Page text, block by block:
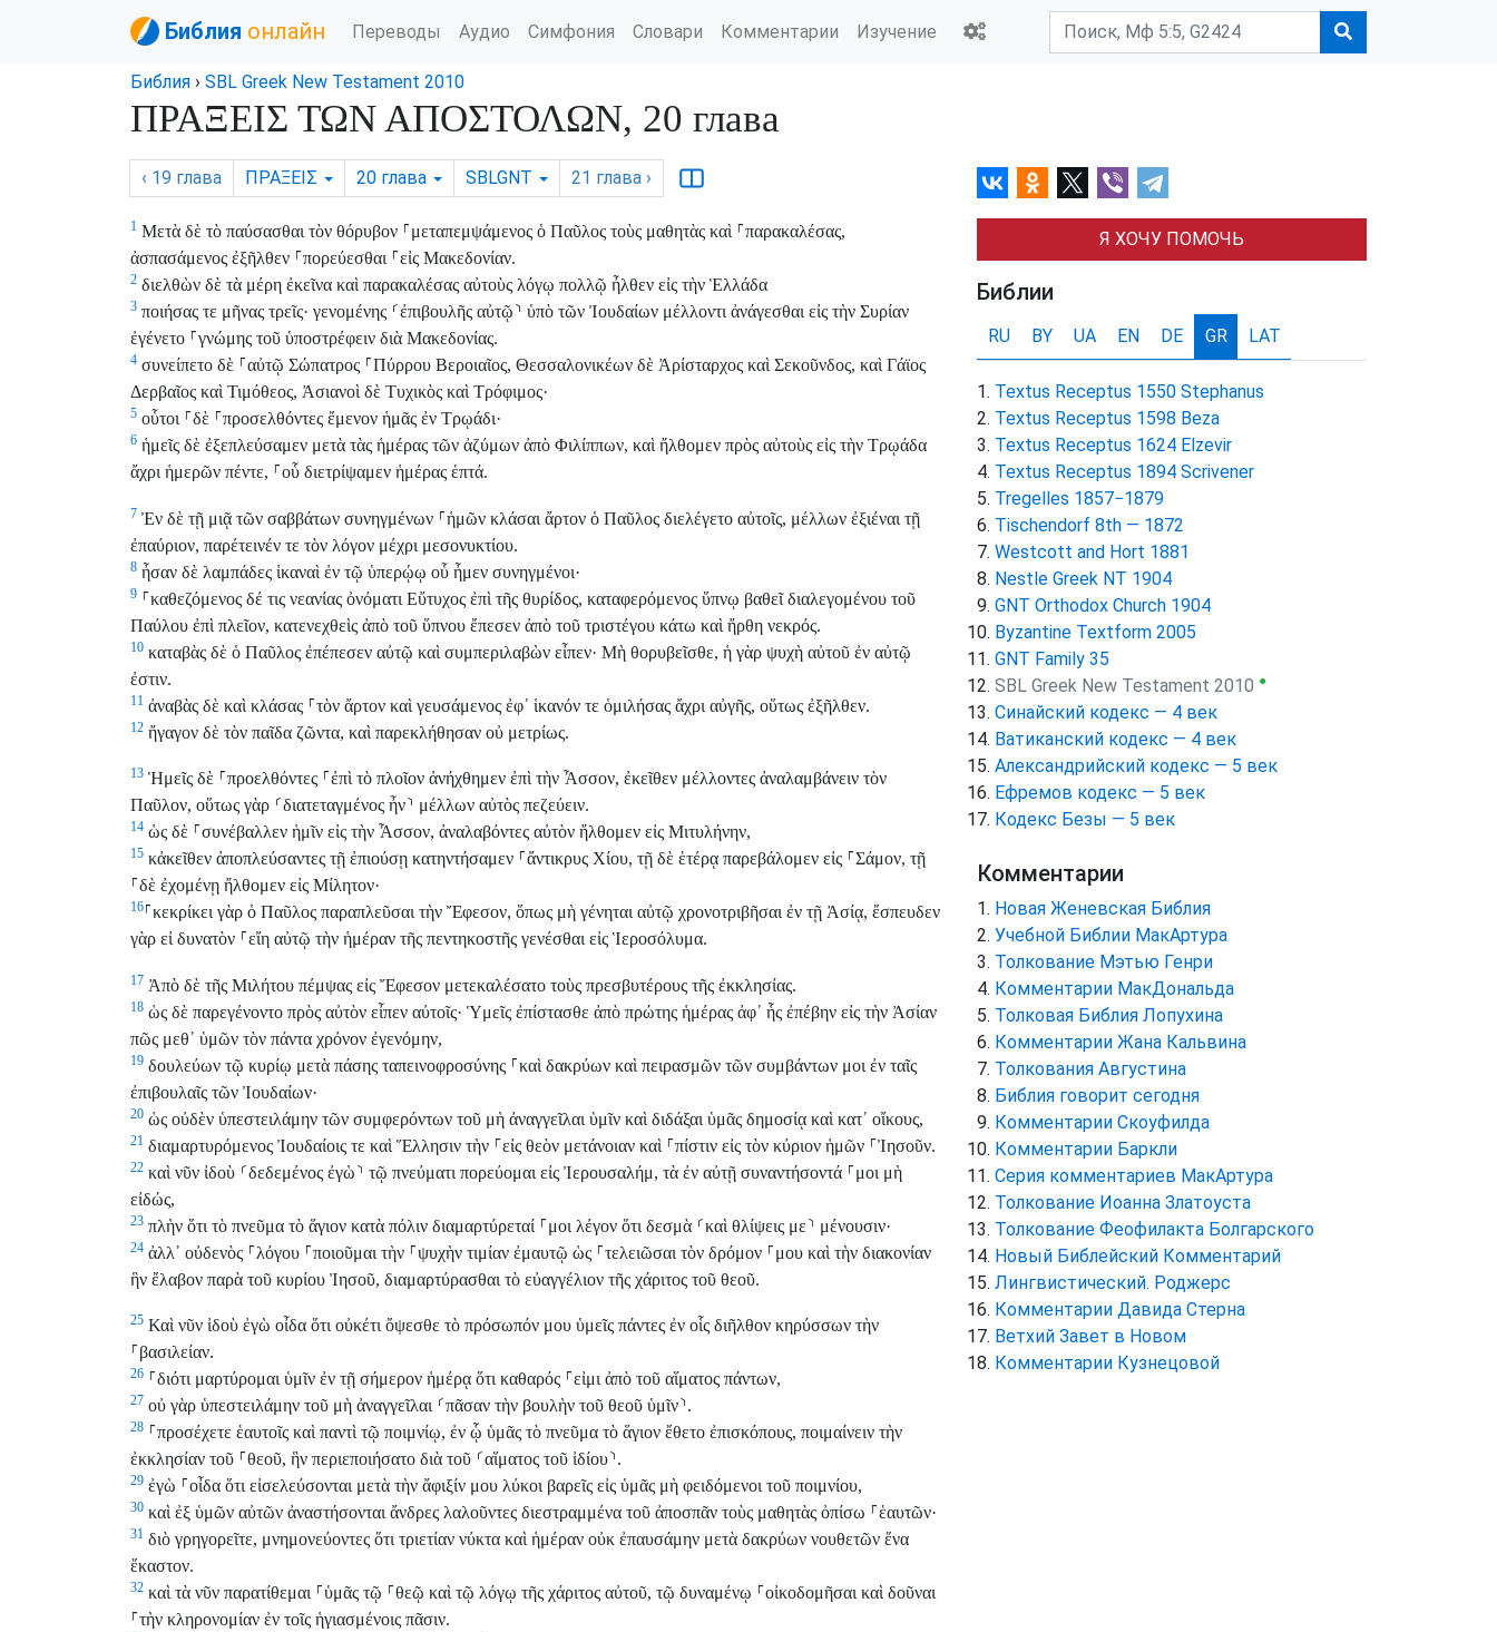
Библия онлайн Переводы Аудио Симфония Словари Комментарии Изучение
Библия › SBL Greek New Testament 2010
ΠΡΑΞΕΙΣ ΤΩΝ ΑΠΟΣΤΟΛΩΝ, 20 глава
‹ 19 глава ΠΡΑΞΕΙΣ 20 глава SBLGNT 21 глава ›
1 Μετὰ δὲ τὸ παύσασθαι τὸν θόρυβον ⸀μεταπεμψάμενος ὁ Παῦλος τοὺς μαθητὰς καὶ ⸀παρακαλέσας,
ἀσπασάμενος ἐξῆλθεν ⸀πορεύεσθαι ⸀εἰς Μακεδονίαν.
2 διελθὼν δὲ τὰ μέρη ἐκεῖνα καὶ παρακαλέσας αὐτοὺς λόγῳ πολλῷ ἦλθεν εἰς τὴν Ἑλλάδα
3 ποιήσας τε μῆνας τρεῖς· γενομένης ⸂ἐπιβουλῆς αὐτῷ⸃ ὑπὸ τῶν Ἰουδαίων μέλλοντι ἀνάγεσθαι εἰς τὴν Συρίαν
ἐγένετο ⸀γνώμης τοῦ ὑποστρέφειν διὰ Μακεδονίας.
4 συνείπετο δὲ ⸀αὐτῷ Σώπατρος ⸀Πύρρου Βεροιαῖος, Θεσσαλονικέων δὲ Ἀρίσταρχος καὶ Σεκοῦνδος, καὶ Γάϊος
Δερβαῖος καὶ Τιμόθεος, Ἀσιανοὶ δὲ Τυχικὸς καὶ Τρόφιμος·
5 οὗτοι ⸀δὲ ⸀προσελθόντες ἔμενον ἡμᾶς ἐν Τρῳάδι·
6 ἡμεῖς δὲ ἐξεπλεύσαμεν μετὰ τὰς ἡμέρας τῶν ἀζύμων ἀπὸ Φιλίππων, καὶ ἤλθομεν πρὸς αὐτοὺς εἰς τὴν Τρῳάδα
ἄχρι ἡμερῶν πέντε, ⸀οὗ διετρίψαμεν ἡμέρας ἑπτά.
7 Ἐν δὲ τῇ μιᾷ τῶν σαββάτων συνηγμένων ⸀ἡμῶν κλάσαι ἄρτον ὁ Παῦλος διελέγετο αὐτοῖς, μέλλων ἐξιέναι τῇ
ἐπαύριον, παρέτεινέν τε τὸν λόγον μέχρι μεσονυκτίου.
8 ἦσαν δὲ λαμπάδες ἱκαναὶ ἐν τῷ ὑπερῴῳ οὗ ἦμεν συνηγμένοι·
9 ⸀καθεζόμενος δέ τις νεανίας ὀνόματι Εὔτυχος ἐπὶ τῆς θυρίδος, καταφερόμενος ὕπνῳ βαθεῖ διαλεγομένου τοῦ
Παύλου ἐπὶ πλεῖον, κατενεχθεὶς ἀπὸ τοῦ ὕπνου ἔπεσεν ἀπὸ τοῦ τριστέγου κάτω καὶ ἤρθη νεκρός.
10 καταβὰς δὲ ὁ Παῦλος ἐπέπεσεν αὐτῷ καὶ συμπεριλαβὼν εἶπεν· Μὴ θορυβεῖσθε, ἡ γὰρ ψυχὴ αὐτοῦ ἐν αὐτῷ
ἐστιν.
11 ἀναβὰς δὲ καὶ κλάσας ⸀τὸν ἄρτον καὶ γευσάμενος ἐφ᾽ ἱκανόν τε ὁμιλήσας ἄχρι αὐγῆς, οὕτως ἐξῆλθεν.
12 ἤγαγον δὲ τὸν παῖδα ζῶντα, καὶ παρεκλήθησαν οὐ μετρίως.
13 Ἡμεῖς δὲ ⸀προελθόντες ⸀ἐπὶ τὸ πλοῖον ἀνήχθημεν ἐπὶ τὴν Ἆσσον, ἐκεῖθεν μέλλοντες ἀναλαμβάνειν τὸν
Παῦλον, οὕτως γὰρ ⸂διατεταγμένος ἦν⸃ μέλλων αὐτὸς πεζεύειν.
14 ὡς δὲ ⸀συνέβαλλεν ἡμῖν εἰς τὴν Ἆσσον, ἀναλαβόντες αὐτὸν ἤλθομεν εἰς Μιτυλήνην,
15 κἀκεῖθεν ἀποπλεύσαντες τῇ ἐπιούσῃ κατηντήσαμεν ⸀ἄντικρυς Χίου, τῇ δὲ ἑτέρᾳ παρεβάλομεν εἰς ⸀Σάμον, τῇ
⸀δὲ ἐχομένῃ ἤλθομεν εἰς Μίλητον·
16⸀κεκρίκει γὰρ ὁ Παῦλος παραπλεῦσαι τὴν Ἔφεσον, ὅπως μὴ γένηται αὐτῷ χρονοτριβῆσαι ἐν τῇ Ἀσίᾳ, ἔσπευδεν
γὰρ εἰ δυνατὸν ⸀εἴη αὐτῷ τὴν ἡμέραν τῆς πεντηκοστῆς γενέσθαι εἰς Ἱεροσόλυμα.
17 Ἀπὸ δὲ τῆς Μιλήτου πέμψας εἰς Ἔφεσον μετεκαλέσατο τοὺς πρεσβυτέρους τῆς ἐκκλησίας.
18 ὡς δὲ παρεγένοντο πρὸς αὐτὸν εἶπεν αὐτοῖς· Ὑμεῖς ἐπίστασθε ἀπὸ πρώτης ἡμέρας ἀφ᾽ ἧς ἐπέβην εἰς τὴν Ἀσίαν
πῶς μεθ᾽ ὑμῶν τὸν πάντα χρόνον ἐγενόμην,
19 δουλεύων τῷ κυρίῳ μετὰ πάσης ταπεινοφροσύνης ⸀καὶ δακρύων καὶ πειρασμῶν τῶν συμβάντων μοι ἐν ταῖς
ἐπιβουλαῖς τῶν Ἰουδαίων·
20 ὡς οὐδὲν ὑπεστειλάμην τῶν συμφερόντων τοῦ μὴ ἀναγγεῖλαι ὑμῖν καὶ διδάξαι ὑμᾶς δημοσίᾳ καὶ κατ᾽ οἴκους,
21 διαμαρτυρόμενος Ἰουδαίοις τε καὶ Ἕλλησιν τὴν ⸀εἰς θεὸν μετάνοιαν καὶ ⸀πίστιν εἰς τὸν κύριον ἡμῶν ⸀Ἰησοῦν.
22 καὶ νῦν ἰδοὺ ⸂δεδεμένος ἐγὼ⸃ τῷ πνεύματι πορεύομαι εἰς Ἰερουσαλήμ, τὰ ἐν αὐτῇ συναντήσοντά ⸀μοι μὴ
εἰδώς,
23 πλὴν ὅτι τὸ πνεῦμα τὸ ἅγιον κατὰ πόλιν διαμαρτύρεταί ⸀μοι λέγον ὅτι δεσμὰ ⸂καὶ θλίψεις με⸃ μένουσιν·
24 ἀλλ᾽ οὐδενὸς ⸀λόγου ⸀ποιοῦμαι τὴν ⸀ψυχὴν τιμίαν ἐμαυτῷ ὡς ⸀τελειῶσαι τὸν δρόμον ⸀μου καὶ τὴν διακονίαν
ἣν ἔλαβον παρὰ τοῦ κυρίου Ἰησοῦ, διαμαρτύρασθαι τὸ εὐαγγέλιον τῆς χάριτος τοῦ θεοῦ.
25 Καὶ νῦν ἰδοὺ ἐγὼ οἶδα ὅτι οὐκέτι ὄψεσθε τὸ πρόσωπόν μου ὑμεῖς πάντες ἐν οἷς διῆλθον κηρύσσων τὴν
⸀βασιλείαν.
26 ⸀διότι μαρτύρομαι ὑμῖν ἐν τῇ σήμερον ἡμέρᾳ ὅτι καθαρός ⸀εἰμι ἀπὸ τοῦ αἵματος πάντων,
27 οὐ γὰρ ὑπεστειλάμην τοῦ μὴ ἀναγγεῖλαι ⸂πᾶσαν τὴν βουλὴν τοῦ θεοῦ ὑμῖν⸃.
28 ⸀προσέχετε ἑαυτοῖς καὶ παντὶ τῷ ποιμνίῳ, ἐν ᾧ ὑμᾶς τὸ πνεῦμα τὸ ἅγιον ἔθετο ἐπισκόπους, ποιμαίνειν τὴν
ἐκκλησίαν τοῦ ⸀θεοῦ, ἣν περιεποιήσατο διὰ τοῦ ⸂αἵματος τοῦ ἰδίου⸃.
29 ἐγὼ ⸀οἶδα ὅτι εἰσελεύσονται μετὰ τὴν ἄφιξίν μου λύκοι βαρεῖς εἰς ὑμᾶς μὴ φειδόμενοι τοῦ ποιμνίου,
30 καὶ ἐξ ὑμῶν αὐτῶν ἀναστήσονται ἄνδρες λαλοῦντες διεστραμμένα τοῦ ἀποσπᾶν τοὺς μαθητὰς ὀπίσω ⸀ἑαυτῶν·
31 διὸ γρηγορεῖτε, μνημονεύοντες ὅτι τριετίαν νύκτα καὶ ἡμέραν οὐκ ἐπαυσάμην μετὰ δακρύων νουθετῶν ἕνα
ἕκαστον.
32 καὶ τὰ νῦν παρατίθεμαι ⸀ὑμᾶς τῷ ⸀θεῷ καὶ τῷ λόγῳ τῆς χάριτος αὐτοῦ, τῷ δυναμένῳ ⸀οἰκοδομῆσαι καὶ δοῦναι
⸀τὴν κληρονομίαν ἐν τοῖς ἡγιασμένοις πᾶσιν.
Я ХОЧУ ПОМОЧЬ
Библии
RU BY UA EN DE GR LAT
Textus Receptus 1550 Stephanus
Textus Receptus 1598 Beza
Textus Receptus 1624 Elzevir
Textus Receptus 1894 Scrivener
Tregelles 1857−1879
Tischendorf 8th — 1872
Westcott and Hort 1881
Nestle Greek NT 1904
GNT Orthodox Church 1904
Byzantine Textform 2005
GNT Family 35
SBL Greek New Testament 2010 ●
Синайский кодекс — 4 век
Ватиканский кодекс — 4 век
Александрийский кодекс — 5 век
Ефремов кодекс — 5 век
Кодекс Безы — 5 век
Комментарии
Новая Женевская Библия
Учебной Библии МакАртура
Толкование Мэтью Генри
Комментарии МакДональда
Толковая Библия Лопухина
Комментарии Жана Кальвина
Толкования Августина
Библия говорит сегодня
Комментарии Скоуфилда
Комментарии Баркли
Серия комментариев МакАртура
Толкование Иоанна Златоуста
Толкование Феофилакта Болгарского
Новый Библейский Комментарий
Лингвистический. Роджерс
Комментарии Давида Стерна
Ветхий Завет в Новом
Комментарии Кузнецовой